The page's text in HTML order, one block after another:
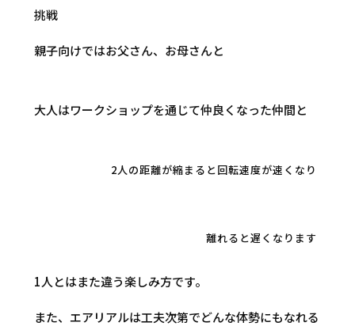
挑戦
親子向けではお父さん、お母さんと
大人はワークショップを通じて仲良くなった仲間と
2人の距離が縮まると回転速度が速くなり
離れると遅くなります
1人とはまた違う楽しみ方です。
また、エアリアルは工夫次第でどんな体勢にもなれる